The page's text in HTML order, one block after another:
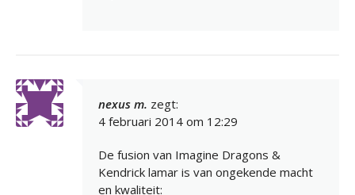
nexus m. zegt:
4 februari 2014 om 12:29
De fusion van Imagine Dragons &
Kendrick lamar is van ongekende macht
en kwaliteit: